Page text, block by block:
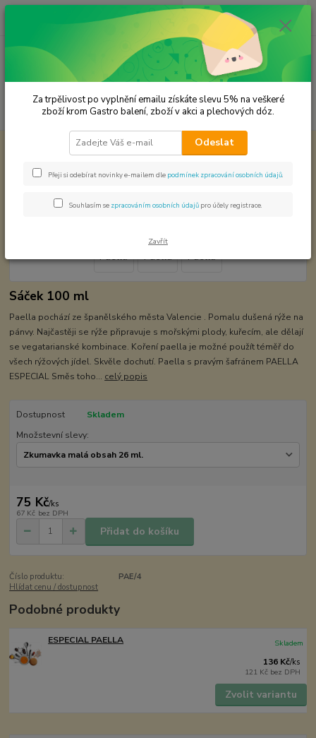
Menu
Hledat
ks
za 0,00 Kč
Koření od Samuela podle způsobu použití Paella
Paella
Sáček 100 ml
Paella pochází ze španělského města Valencie . Pomalu dušená rýže na
pánvy. Najčastěji se rýže připravuje s mořskými plody, kuřecím, ale dělají
se vegatarianské kombinace. Koření paella je možné použít téměř do
všech rýžových jídel. Skvěle dochutí. Paella s pravým šafránem PAELLA
ESPECIAL Směs toho... celý popis
Dostupnost
Skladem
Množstevní slevy:
75 Kč/ks
67 Kč bez DPH
Přidat do košíku
Číslo produktu:
PAE/4
Hlídat cenu / dostupnost
Podobné produkty
ESPECIAL PAELLA
136 Kč/ks
121 Kč bez DPH
Skladem
Zvolit variantu
Za trpělivost po vyplnění emailu získáte slevu 5% na veškeré
zboží krom Gastro balení, zboží v akci a plechových dóz.
Odeslat
Přeji si odebírat novinky e-mailem dle podmínek zpracování osobních údajů
Souhlasím se zpracováním osobních údajů pro účely registrace.
Zavřít